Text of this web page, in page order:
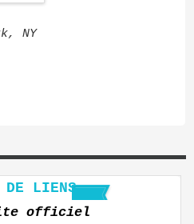
NY
LIENS
officiel